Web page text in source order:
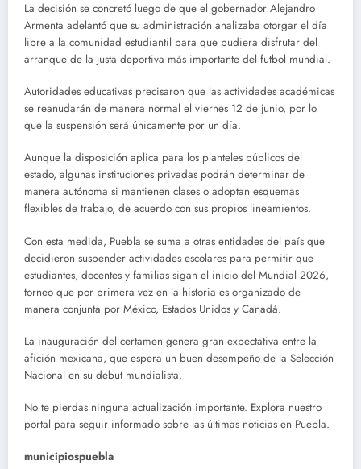
La decisión se concretó luego de que el gobernador Alejandro
Armenta adelantó que su administración analizaba otorgar el día
libre a la comunidad estudiantil para que pudiera disfrutar del
arranque de la justa deportiva más importante del futbol mundial.
Autoridades educativas precisaron que las actividades académicas
se reanudarán de manera normal el viernes 12 de junio, por lo
que la suspensión será únicamente por un día.
Aunque la disposición aplica para los planteles públicos del
estado, algunas instituciones privadas podrán determinar de
manera autónoma si mantienen clases o adoptan esquemas
flexibles de trabajo, de acuerdo con sus propios lineamientos.
Con esta medida, Puebla se suma a otras entidades del país que
decidieron suspender actividades escolares para permitir que
estudiantes, docentes y familias sigan el inicio del Mundial 2026,
torneo que por primera vez en la historia es organizado de
manera conjunta por México, Estados Unidos y Canadá.
La inauguración del certamen genera gran expectativa entre la
afición mexicana, que espera un buen desempeño de la Selección
Nacional en su debut mundialista.
No te pierdas ninguna actualización importante. Explora nuestro
portal para seguir informado sobre las últimas noticias en Puebla.
municipiospuebla